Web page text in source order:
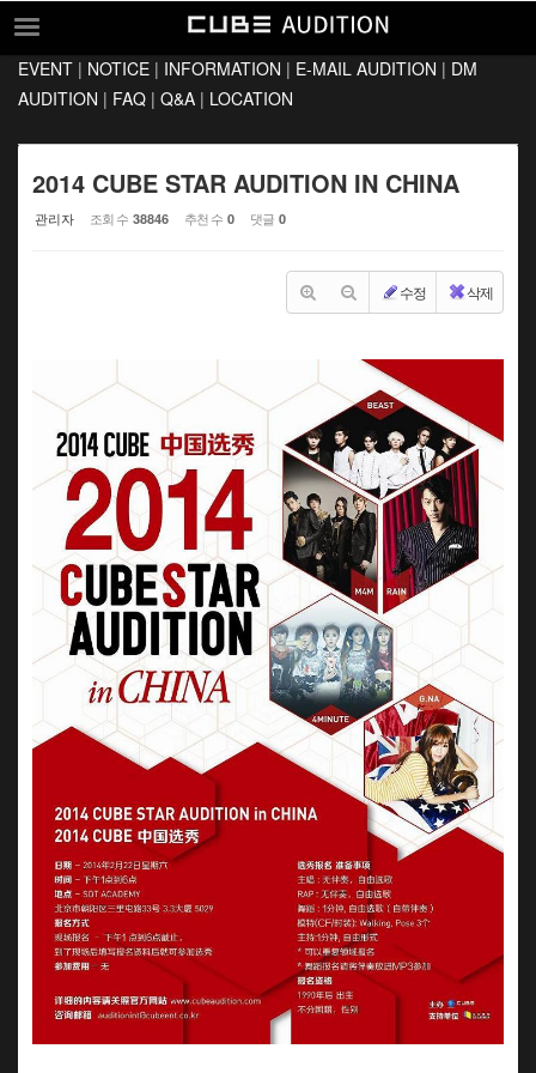
EVENT
INFORMATION
E-MAIL AUDITION
LOCATION
EVENT | NOTICE | INFORMATION | E-MAIL AUDITION | DM
AUDITION | FAQ | Q&A | LOCATION
2014 CUBE STAR AUDITION IN CHINA
관리자 조회 수 38846 추천 수 0 댓글 0
수정 삭제